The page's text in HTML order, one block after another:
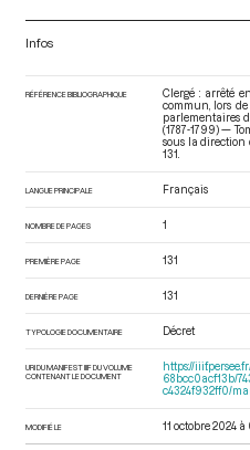
Infos
RÉFÉRENCE BIBLIOGRAPHIQUE
Clergé : arrêté
commun, lors
parlementaires
(1787-1799) —
sous la direction
131.
LANGUE PRINCIPALE Français
NOMBRE DE PAGES 1
PREMIÈRE PAGE 131
DERNIÈRE PAGE 131
TYPOLOGIE DOCUMENTAIRE Décret
URI DU MANIFEST IIIF DU VOLUME
CONTENANT LE DOCUMENT
https://
68bcc0acf13b/
c4324f932ff0/
MODIFIÉ LE 11 octobre 2024 à